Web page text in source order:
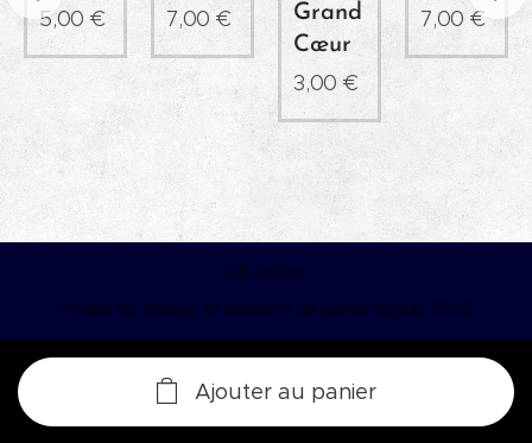
Ajouter au panier
5,00 € 7,00 €
Grand
Cœur
3,00 €
7,00 €
Eb-perles
Atelier de tissage et broderie de perles depuis 2022